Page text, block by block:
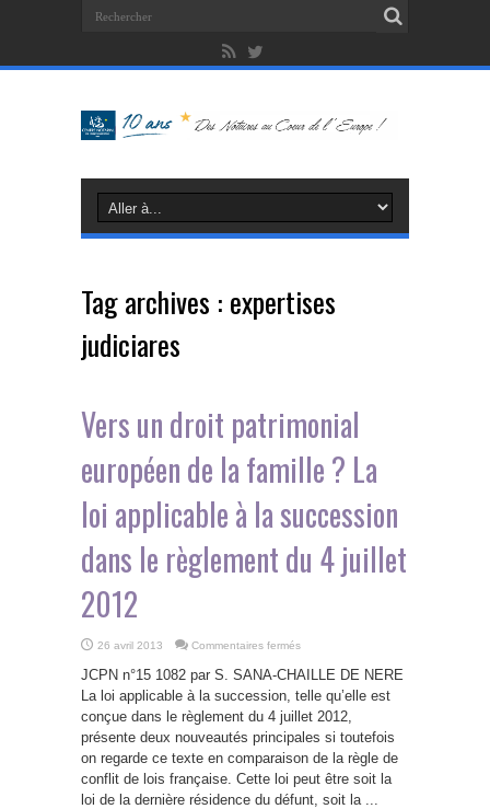
Tag archives : expertises
judiciares
Vers un droit patrimonial
européen de la famille ? La
loi applicable à la succession
dans le règlement du 4 juillet
2012
26 avril 2013 Commentaires fermés
un
droit
patrimonial
européen
de
famille
La
loi
à
JCPN n°15 1082 par S. SANA-CHAILLE DE NERE
La loi applicable à la succession, telle qu’elle est
conçue dans le règlement du 4 juillet 2012,
présente deux nouveautés principales si toutefois
on regarde ce texte en comparaison de la règle de
conflit de lois française. Cette loi peut être soit la
loi de la dernière résidence du défunt, soit la ...